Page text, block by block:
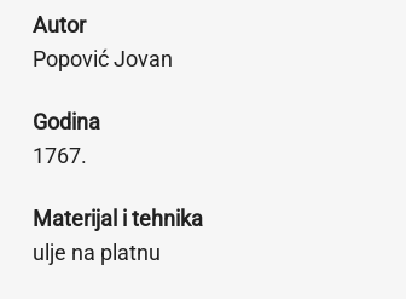
Autor
Popović Jovan
Godina
1767.
Materijal i tehnika
ulje na platnu